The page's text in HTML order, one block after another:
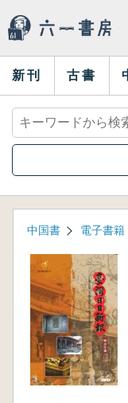
新刊 古書
中国書 電子書籍